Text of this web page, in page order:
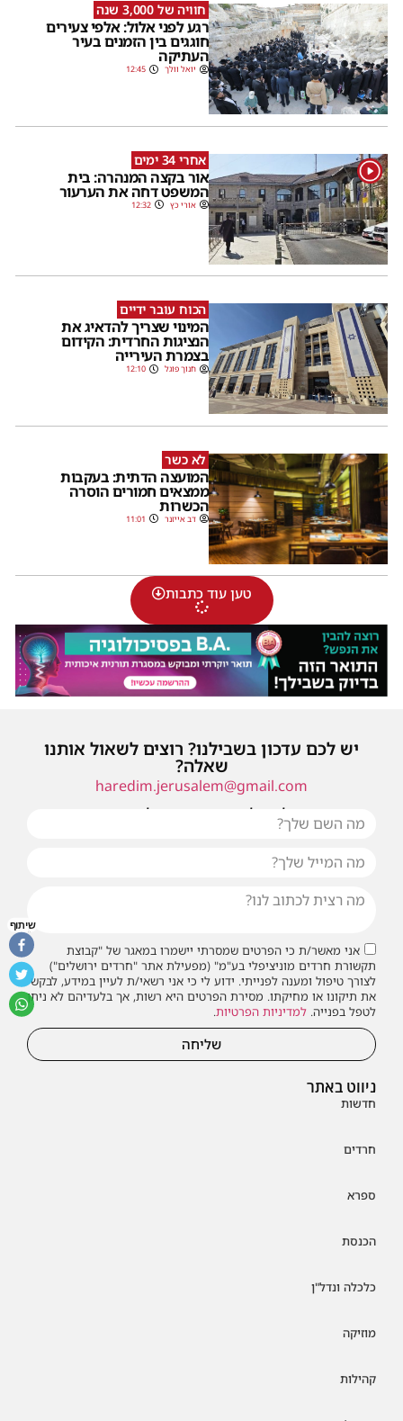
חוויה של 3,000 שנה
רגע לפני אלול: אלפי צעירים
חוגגים בין הזמנים בעיר
העתיקה
יואל וולך 12:45
1 אחרי 34 ימים
אור בקצה המנהרה: בית
המשפט דחה את הערעור
אורי כץ 12:32
הכוח עובר ידיים
המינוי שצריך להדאיג את
הנציגות החרדית: הקידום
בצמרת העירייה
חנוך פוגל 12:10
לא כשר
המועצה הדתית: בעקבות
ממצאים חמורים הוסרה
הכשרות
דב אייזנר 11:01
טען עוד כתבות
ניווט באתר
חדשות
חרדים
ספרא
הכנסת
כלכלה ונדל"ן
מוזיקה
קהילות
יש לכם עדכון בשבילנו? רוצים לשאול אותנו
שאלה?
haredim.jerusalem@gmail.com
או שילחו אלינו פנייה ונחזור אליכם בהקדם
אני מאשר/ת כי הפרטים שמסרתי יישמרו במאגר של "קבוצת
תקשורת חרדים מוניציפלי בע"מ" (מפעילת אתר "חרדים ירושלים")
לצורך טיפול ומענה לפנייתי. ידוע לי כי אני רשאי/ת לעיין במידע, לבקש
את תיקונו או מחיקתו. מסירת הפרטים היא רשות, אך בלעדיהם לא ניתן
לטפל בפנייה. למדיניות הפרטיות.
שליחה
שיתוף